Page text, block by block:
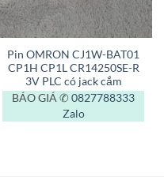
Pin OMRON CJ1W-BAT01
CP1H CP1L CR14250SE-R
3V PLC có jack cắm
BÁO GIÁ ✆ 0827788333
Zalo